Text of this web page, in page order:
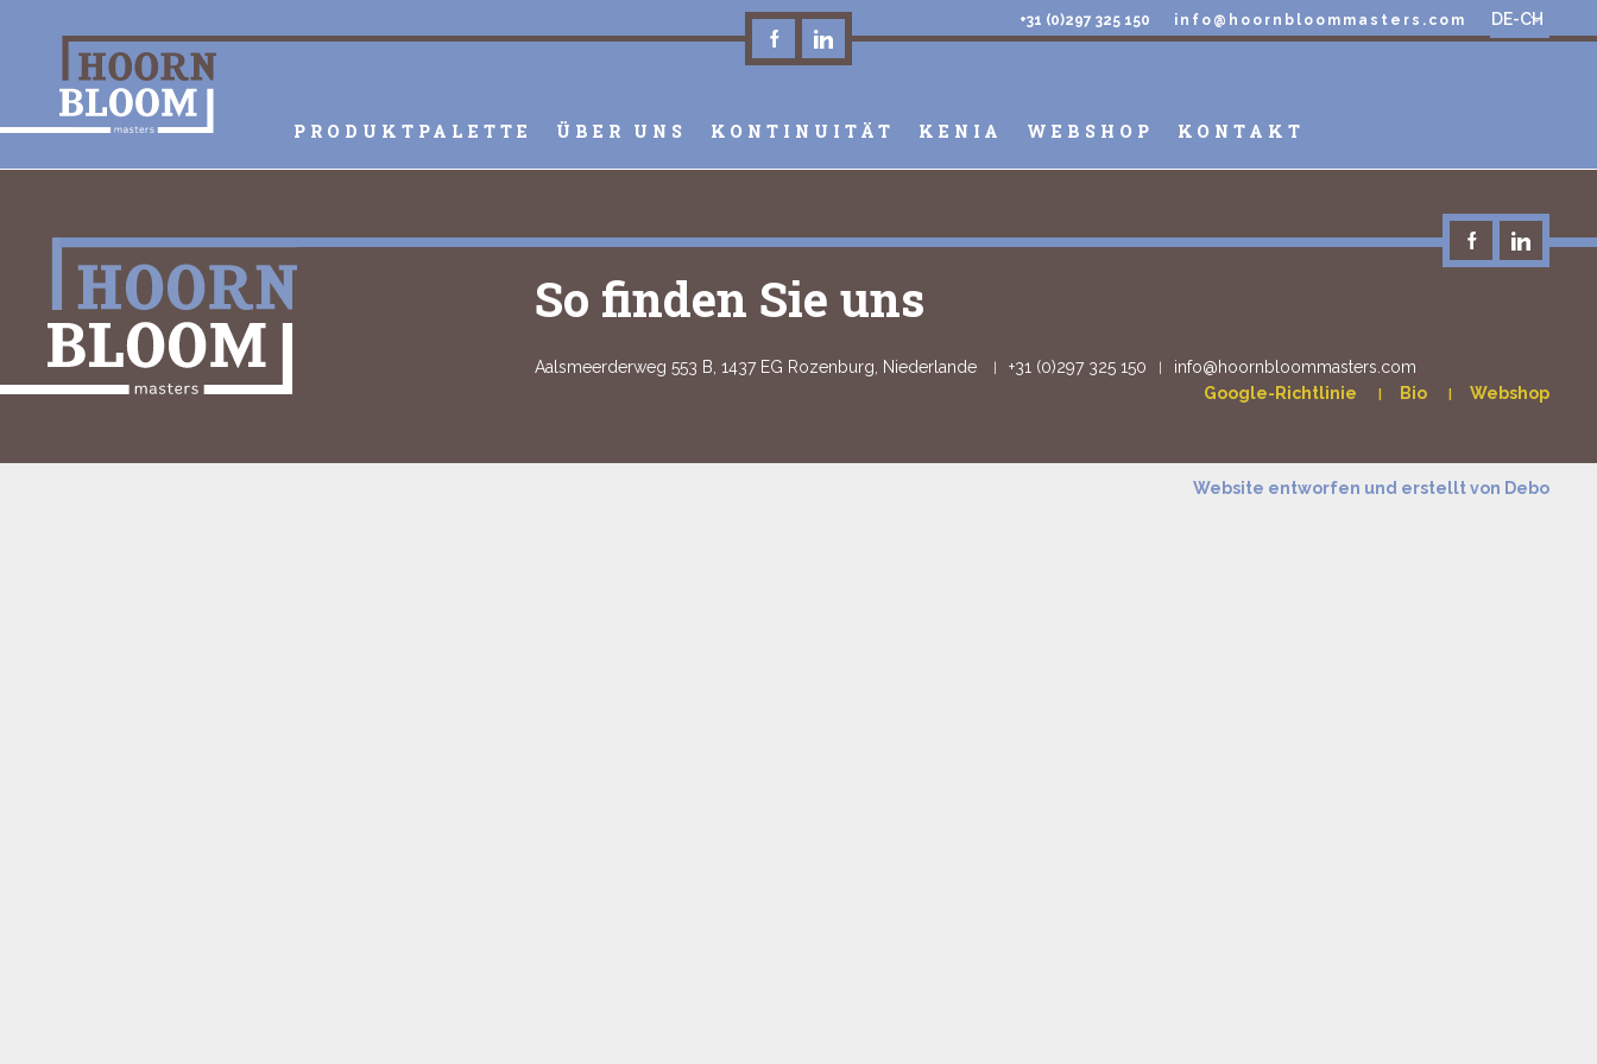
PRODUKTPALETTE ÜBER UNS KONTINUITÄT KENIA WEBSHOP KONTAKT
+31 (0)297 325 150 info@hoornbloommasters.com DE-CH
So finden Sie uns
Aalsmeerderweg 553 B, 1437 EG Rozenburg, Niederlande +31 (0)297 325 150
info@hoornbloommasters.com
Google-Richtlinie
Bio Webshop
Website entworfen und erstellt von Debo